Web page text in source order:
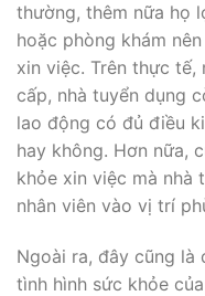
thường, thêm nữa họ
hoặc phòng khám
xin việc. Trên thực tế,
cấp, nhà tuyển dụng
lao động có đủ điều
hay không. Hơn nữa,
khỏe xin việc mà nhà
nhân viên vào vị trí
Ngoài ra, đây cũng
tình hình sức khỏe